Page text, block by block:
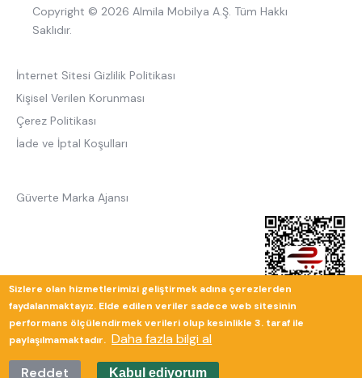
Copyright © 2026 Almila Mobilya A.Ş. Tüm Hakkı
Saklıdır.
İnternet Sitesi Gizlilik Politikası
Kişisel Verilen Korunması
Çerez Politikası
İade ve İptal Koşulları
Güverte Marka Ajansı
Sizlere olan hizmetlerimizi geliştirmek adına çerezlerden
faydalanmaktayız. Elde edilen veriler sadece web sitesinin
performans ölçülendirmek verileri olup kesinlikle 3. taraf ile
paylaşılmamaktadır. Daha fazla bilgi al
Reddet
Kabul ediyorum